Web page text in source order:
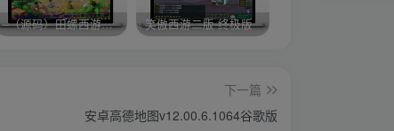
–（源码）田螺西游9.0 假人摆摊18门派飞升渡劫化圣助战最新BB谛听…. 笑傲西游二版-终极版
下一篇
安卓高德地图v12.00.6.1064谷歌版